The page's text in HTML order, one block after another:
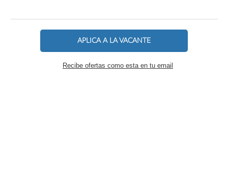
APLICA A LA VACANTE
Recibe ofertas como esta en tu email